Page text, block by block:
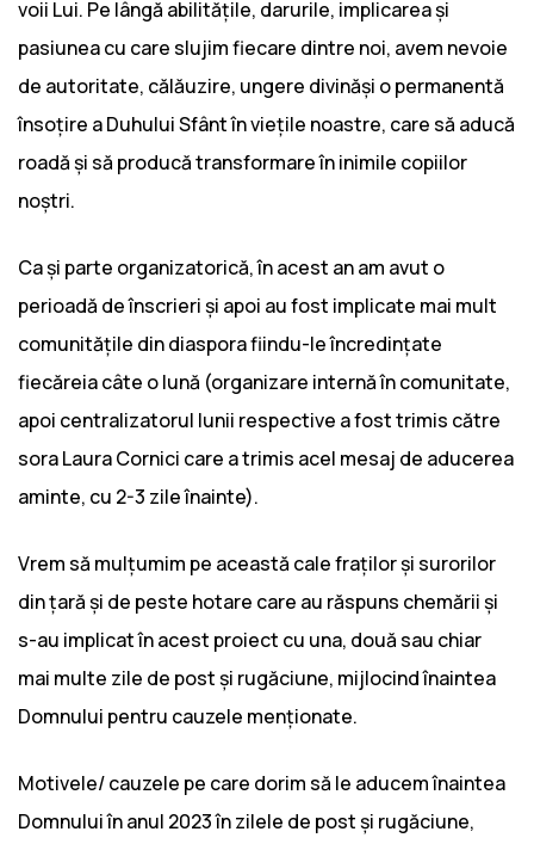
voii Lui. Pe lângă abilitățile, darurile, implicarea și
pasiunea cu care slujim fiecare dintre noi, avem nevoie
de autoritate, călăuzire, ungere divinăși o permanentă
însoțire a Duhului Sfânt în viețile noastre, care să aducă
roadă și să producă transformare în inimile copiilor
noștri.
Ca și parte organizatorică, în acest an am avut o
perioadă de înscrieri și apoi au fost implicate mai mult
comunitățile din diaspora fiindu-le încredințate
fiecăreia câte o lună (organizare internă în comunitate,
apoi centralizatorul lunii respective a fost trimis către
sora Laura Cornici care a trimis acel mesaj de aducerea
aminte, cu 2-3 zile înainte).
Vrem să mulțumim pe această cale fraților și surorilor
din țară și de peste hotare care au răspuns chemării și
s-au implicat în acest proiect cu una, două sau chiar
mai multe zile de post și rugăciune, mijlocind înaintea
Domnului pentru cauzele menționate.
Motivele/ cauzele pe care dorim să le aducem înaintea
Domnului în anul 2023 în zilele de post și rugăciune,